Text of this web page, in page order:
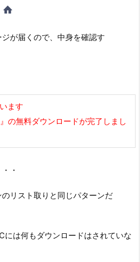
が届くので、中身を確認す
ます
の無料ダウンロードが完了しまし
・
リスト取りと同じパターンだ
には何もダウンロードはされていな